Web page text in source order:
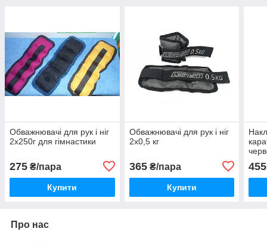
Обважнювачі для рук і ніг
2х250г для гімнастики
275 ₴/пара
Купити
Обважнювачі для рук і ніг
2х0,5 кг
365₴/пара
Купити
455
Про нас